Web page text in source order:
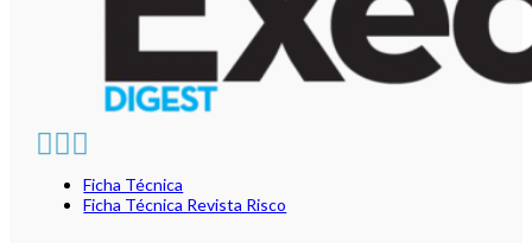
Ficha Técnica
Ficha Técnica Revista Risco